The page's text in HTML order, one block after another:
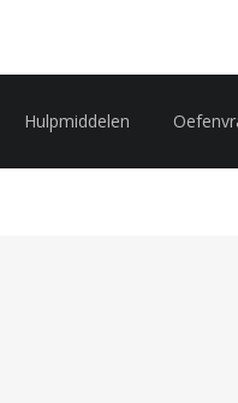
Hulpmiddelen